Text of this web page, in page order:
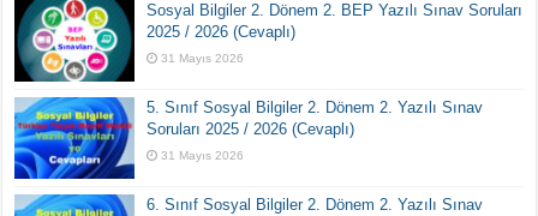
Sosyal Bilgiler 2. Dönem 2. BEP Yazılı Sınav Soruları
2025 / 2026 (Cevaplı)
31 Mayıs 2026
5. Sınıf Sosyal Bilgiler 2. Dönem 2. Yazılı Sınav
Soruları 2025 / 2026 (Cevaplı)
31 Mayıs 2026
6. Sınıf Sosyal Bilgiler 2. Dönem 2. Yazılı Sınav